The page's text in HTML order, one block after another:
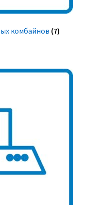
комбайнов (7)